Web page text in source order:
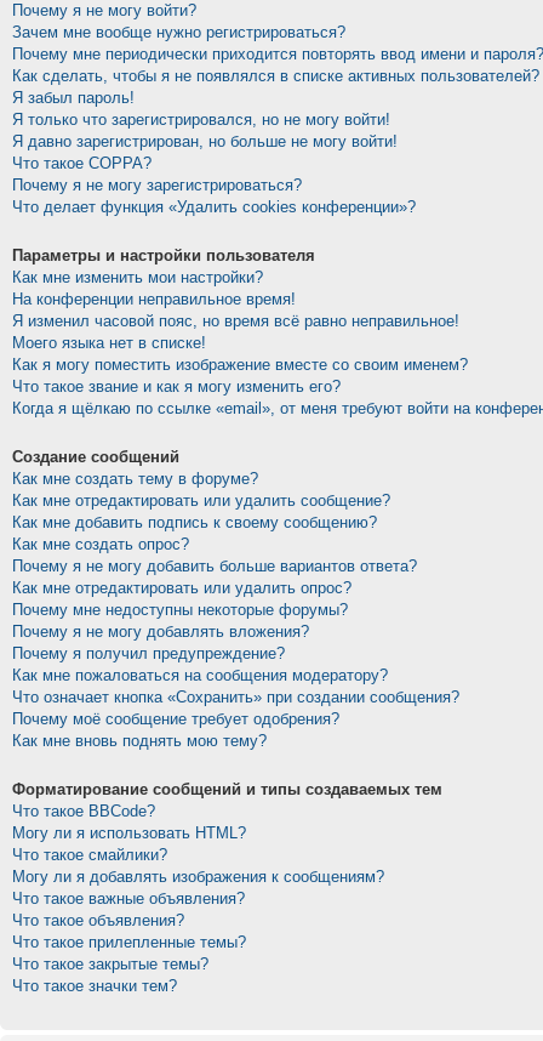
Почему я не могу войти?
Зачем мне вообще нужно регистрироваться?
Почему мне периодически приходится повторять ввод имени и пароля?
Как сделать, чтобы я не появлялся в списке активных пользователей?
Я забыл пароль!
Я только что зарегистрировался, но не могу войти!
Я давно зарегистрирован, но больше не могу войти!
Что такое COPPA?
Почему я не могу зарегистрироваться?
Что делает функция «Удалить cookies конференции»?
Параметры и настройки пользователя
Как мне изменить мои настройки?
На конференции неправильное время!
Я изменил часовой пояс, но время всё равно неправильное!
Моего языка нет в списке!
Как я могу поместить изображение вместе со своим именем?
Что такое звание и как я могу изменить его?
Когда я щёлкаю по ссылке «email», от меня требуют войти на
Создание сообщений
Как мне создать тему в форуме?
Как мне отредактировать или удалить сообщение?
Как мне добавить подпись к своему сообщению?
Как мне создать опрос?
Почему я не могу добавить больше вариантов ответа?
Как мне отредактировать или удалить опрос?
Почему мне недоступны некоторые форумы?
Почему я не могу добавлять вложения?
Почему я получил предупреждение?
Как мне пожаловаться на сообщения модератору?
Что означает кнопка «Сохранить» при создании сообщения?
Почему моё сообщение требует одобрения?
Как мне вновь поднять мою тему?
Форматирование сообщений и типы создаваемых тем
Что такое BBCode?
Могу ли я использовать HTML?
Что такое смайлики?
Могу ли я добавлять изображения к сообщениям?
Что такое важные объявления?
Что такое объявления?
Что такое прилепленные темы?
Что такое закрытые темы?
Что такое значки тем?